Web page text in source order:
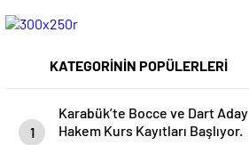
KATEGORİNİN POPÜLERLERİ
1
Karabük’te Bocce ve Dart Aday
Hakem Kurs Kayıtları Başlıyor.